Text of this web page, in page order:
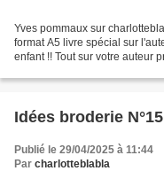
Yves pommaux sur charlotteblablablog Edition école des loisirs 112 pages
format A5 livre spécial sur
enfant !! Tout sur votre auteur
Idées broderie
Publié le 29/04/2025 à 11:44
Par charlotteblabla